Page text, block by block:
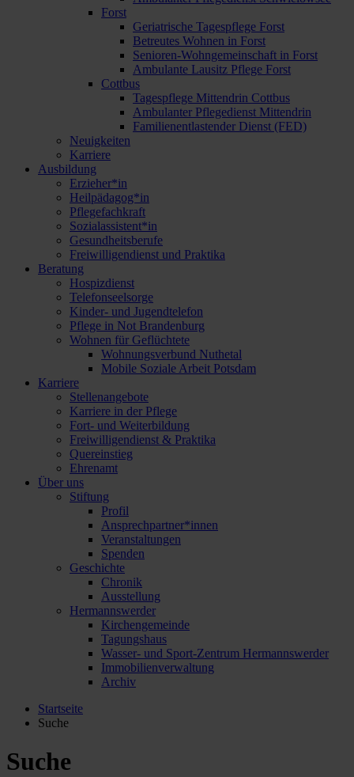
Forst
Geriatrische Tagespflege Forst
Betreutes Wohnen in Forst
Senioren-Wohngemeinschaft in Forst
Ambulante Lausitz Pflege Forst
Cottbus
Tagespflege Mittendrin Cottbus
Ambulanter Pflegedienst Mittendrin
Familienentlastender Dienst (FED)
Neuigkeiten
Karriere
Ausbildung
Erzieher*in
Heilpädagog*in
Pflegefachkraft
Sozialassistent*in
Gesundheitsberufe
Freiwilligendienst und Praktika
Beratung
Hospizdienst
Telefonseelsorge
Kinder- und Jugendtelefon
Pflege in Not Brandenburg
Wohnen für Geflüchtete
Wohnungsverbund Nuthetal
Mobile Soziale Arbeit Potsdam
Karriere
Stellenangebote
Karriere in der Pflege
Fort- und Weiterbildung
Freiwilligendienst & Praktika
Quereinstieg
Ehrenamt
Über uns
Stiftung
Profil
Ansprechpartner*innen
Veranstaltungen
Spenden
Geschichte
Chronik
Ausstellung
Hermannswerder
Kirchengemeinde
Tagungshaus
Wasser- und Sport-Zentrum Hermannswerder
Immobilienverwaltung
Archiv
Startseite
Suche
Suche